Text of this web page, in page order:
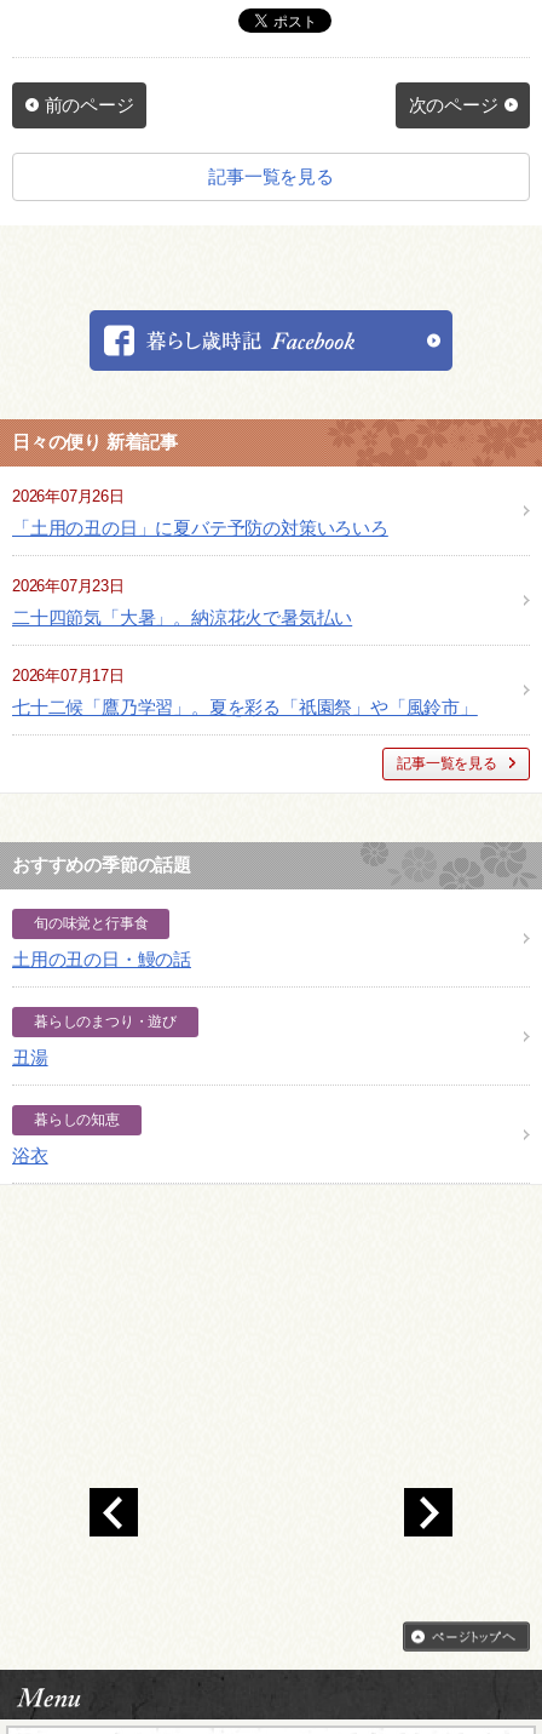
前のページ 次のページ
記事一覧を見る
日々の便り 新着記事
2026年07月26日
「土用の丑の日」に夏バテ予防の対策いろいろ
2026年07月23日
二十四節気「大暑」。納涼花火で暑気払い
2026年07月17日
七十二候「鷹乃学習」。夏を彩る「祇園祭」や「風鈴市」
記事一覧を見る
おすすめの季節の話題
旬の味覚と行事食
土用の丑の日・鰻の話
暮らしのまつり・遊び
丑湯
暮らしの知恵
浴衣